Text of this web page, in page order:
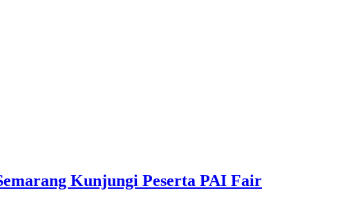
Kunjungi Peserta PAI Fair